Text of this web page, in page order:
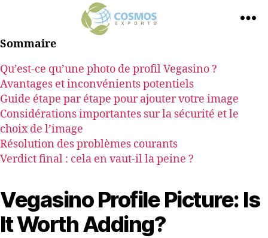
Sommaire
Qu’est-ce qu’une photo de profil Vegasino ?
Avantages et inconvénients potentiels
Guide étape par étape pour ajouter votre image
Considérations importantes sur la sécurité et le
choix de l’image
Résolution des problèmes courants
Verdict final : cela en vaut-il la peine ?
Vegasino Profile Picture: Is
It Worth Adding?